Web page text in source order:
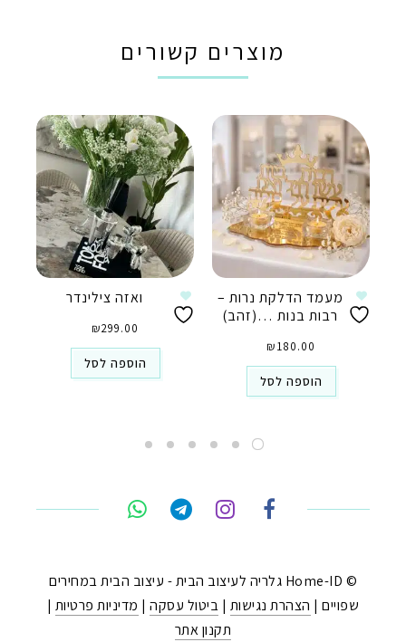
מוצרים קשורים
מעמד הדלקת נרות –
רבות בנות …(זהב)
₪180.00
הוספה לסל
ואזה צילינדר
₪299.00
הוספה לסל
© Home-ID גלריה לעיצוב הבית - עיצוב הבית במחירים
שפויים | הצהרת נגישות | ביטול עסקה| מדיניות פרטיות |
תקנון אתר